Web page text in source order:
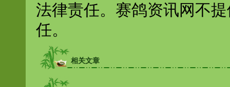
法律责任。赛鸽资讯网不
任。
相关文章